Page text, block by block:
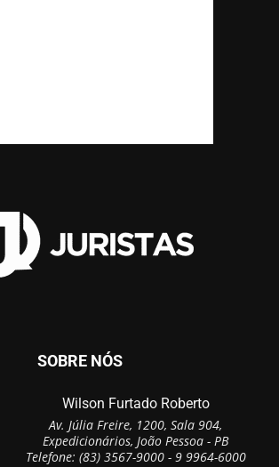
SOBRE NÓS
Wilson Furtado Roberto
Av. Júlia Freire, 1200, Sala 904,
Expedicionários, João Pessoa - PB
Telefone: (83) 3567-9000 - 9 9964-6000